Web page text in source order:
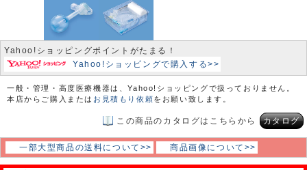
Yahoo!ショッピングポイントがたまる！
Yahoo!ショッピングで購入する>>
一般・管理・高度医療機器は、Yahoo!ショッピングで扱っておりません。
本店からご購入または お見積もり依頼をお願い致します。
この商品のカタログはこちらから カタログ
一部大型商品の送料について>> 商品画像について>>